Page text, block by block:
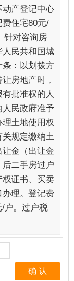
产登记中心
住宅80元/
针对咨询房
人民共和国城
：以划拨方
房地产时，
批准权的人
人民政府准予
土地使用权
规定缴纳土
金（出让金
二手房过户
权证书、买卖
理。登记费
户。过户税